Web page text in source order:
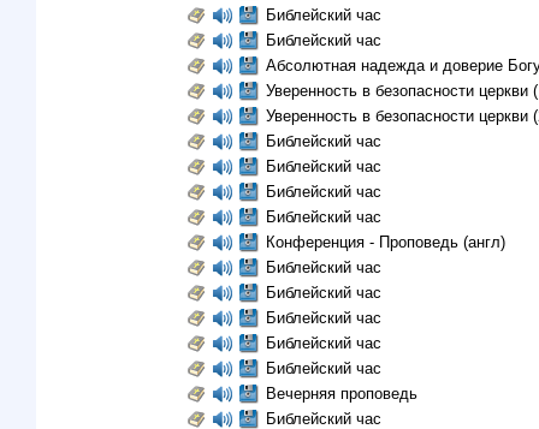
Библейский час
Библейский час
Абсолютная надежда и доверие
Уверенность в безопасности церкви
Уверенность в безопасности церкви
Библейский час
Библейский час
Библейский час
Библейский час
Конференция - Проповедь (aнгл)
Библейский час
Библейский час
Библейский час
Библейский час
Библейский час
Вечерняя проповедь
Библейский час